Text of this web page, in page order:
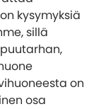
kysymyksiä
sillä
on
osa